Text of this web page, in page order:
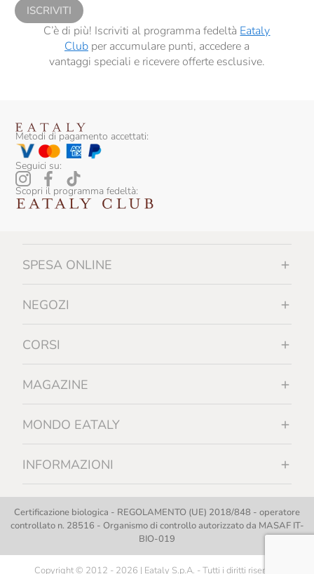
ISCRIVITI
C’è di più! Iscriviti al programma fedeltà Eataly
Clubper accumulare punti, accedere a
vantaggi speciali e ricevere offerte esclusive.
Metodi di pagamento accettati:
Seguici su:
Scopri il programma fedeltà:
SPESA ONLINE
NEGOZI
CORSI
MAGAZINE
MONDO EATALY
INFORMAZIONI
Certificazione biologica - REGOLAMENTO (UE) 2018/848 - operatore
controllato n. 28516 - Organismo di controllo autorizzato da MASAF IT-
BIO-019
Copyright © 2012 - 2026 | Eataly S.p.A. - Tutti i diritti riservati